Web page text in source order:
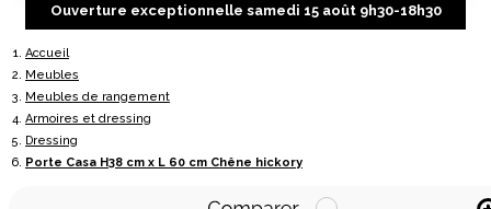
Ouverture exceptionnelle samedi 15 août 9h30-18h30
Accueil
Meubles
Meubles de rangement
Armoires et dressing
Dressing
Porte Casa H38 cm x L 60 cm Chêne hickory